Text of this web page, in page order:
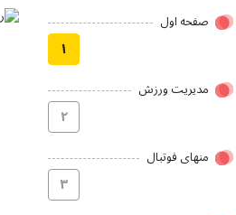
صفحه اول
۱
مدیریت ورزش
۲
منهای فوتبال
۳